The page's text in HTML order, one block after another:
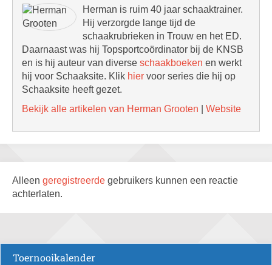
Herman is ruim 40 jaar schaaktrainer.
Hij verzorgde lange tijd de
schaakrubrieken in Trouw en het ED.
Daarnaast was hij Topsportcoördinator bij de KNSB
en is hij auteur van diverse schaakboeken en werkt
hij voor Schaaksite. Klik hier voor series die hij op
Schaaksite heeft gezet.
Bekijk alle artikelen van Herman Grooten
Website
Alleen geregistreerde gebruikers kunnen een reactie
achterlaten.
Toernooikalender